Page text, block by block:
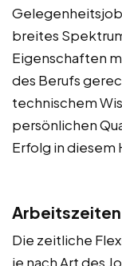
breites
Eigenschaften
des Berufs
technischem
persönlichen
Erfolg in diesem
Arbeitszeiten
Die zeitliche
je nach Art des